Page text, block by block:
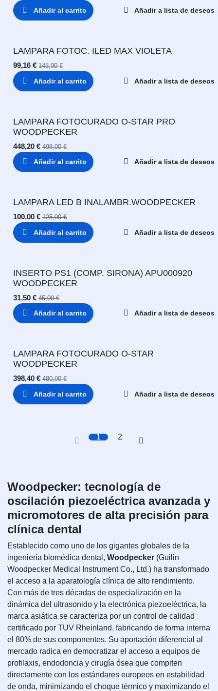
Añadir al carrito Añadir a lista de deseos
LAMPARA FOTOC. ILED MAX VIOLETA
99,16 € 148,00€
Añadir al carrito Añadir a lista de deseos
LAMPARA FOTOCURADO O-STAR PRO
WOODPECKER
448,20 € 498,00€
Añadir al carrito Añadir a lista de deseos
LAMPARA LED B INALAMBR.WOODPECKER
100,00 € 125,00€
Añadir al carrito Añadir a lista de deseos
INSERTO PS1 (COMP. SIRONA) APU000920
WOODPECKER
31,50 € 45,00€
Añadir al carrito Añadir a lista de deseos
LAMPARA FOTOCURADO O-STAR
WOODPECKER
398,40 € 480,00€
Añadir al carrito Añadir a lista de deseos
1 2
Woodpecker: tecnología de
oscilación piezoeléctrica avanzada y
micromotores de alta precisión para
clínica dental
Establecido como uno de los gigantes globales de la
ingeniería biomédica dental, Woodpecker (Guilin
Woodpecker Medical Instrument Co., Ltd.) ha transformado
el acceso a la aparatología clínica de alto rendimiento.
Con más de tres décadas de especialización en la
dinámica del ultrasonido y la electrónica piezoeléctrica, la
marca asiática se caracteriza por un control de calidad
certificado por TUV Rheinland, fabricando de forma interna
el 80% de sus componentes. Su aportación diferencial al
mercado radica en democratizar el acceso a equipos de
profilaxis, endodoncia y cirugía ósea que compiten
directamente con los estándares europeos en estabilidad
de onda, minimizando el choque térmico y maximizando el